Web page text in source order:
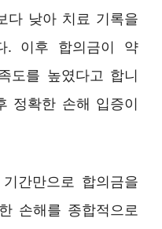
다 낮아 치료 기록을
. 이후 합의금이 약
도를 높였다고 합니
정확한 손해 입증이
간만으로 합의금을
손해를 종합적으로